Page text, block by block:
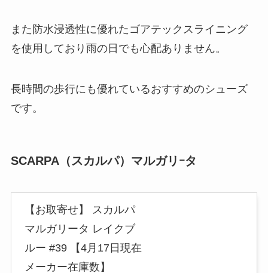
また防水浸透性に優れたゴアテックスライニング
を使用しており雨の日でも心配ありません。
長時間の歩行にも優れているおすすめのシューズ
です。
SCARPA（スカルパ）マルガリｰタ
【お取寄せ】 スカルパ
マルガリータ レイクブ
ルー #39 【4月17日現在
メーカー在庫数】